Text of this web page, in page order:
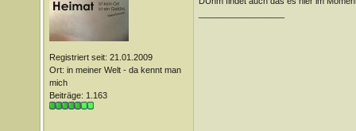
Registriert seit: 21.01.2009
Ort: in meiner Welt - da kennt man
mich
Beiträge: 1.163